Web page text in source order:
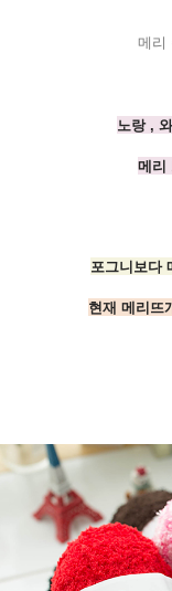
메리
노랑 ,
메리
포그니보다
현재 메리뜨